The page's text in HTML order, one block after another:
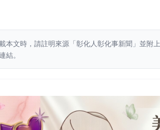
本文時，請註明來源「彰化人彰化事新聞」並附上
結。